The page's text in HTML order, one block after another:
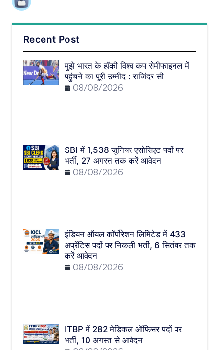
Recent Post
मुझे भारत के हॉकी विश्व कप सेमीफाइनल में
पहुंचने का पूरी उम्मीद : राजिंदर सी
08/08/2026
SBI में 1,538 जूनियर एसोसिएट पदों पर
भर्ती, 27 अगस्त तक करें आवेदन
08/08/2026
इंडियन ऑयल कॉर्पोरेशन लिमिटेड में 433
अप्रेंटिस पदों पर निकली भर्ती, 6 सितंबर तक
करें आवेदन
08/08/2026
ITBP में 282 मेडिकल ऑफिसर पदों पर
भर्ती, 10 अगस्त से आवेदन